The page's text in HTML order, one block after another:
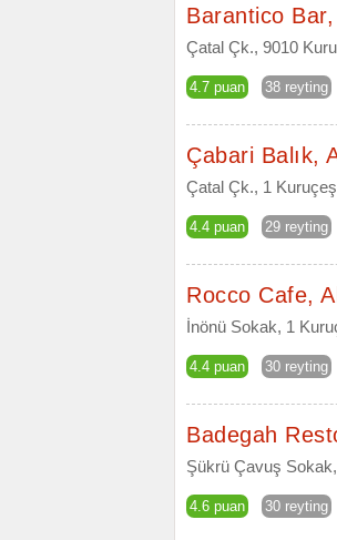
Barantico
Çatal Çk., 9010
4.7 puan 38 reyting
Çabari Balık,
Çatal Çk., 1
4.4 puan 29 reyting
Rocco Cafe,
İnönü Sokak, 1
4.4 puan 30 reyting
Badegah
Şükrü Çavuş
4.6 puan 30 reyting